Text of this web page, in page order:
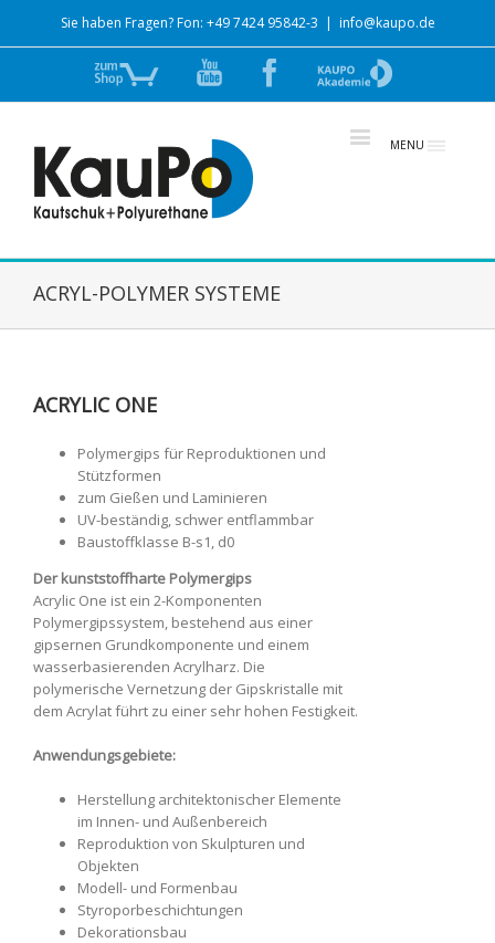
Sie haben Fragen? Fon: +49 7424 95842-3 | info@kaupo.de
Zum
Shop
YouTube Facebook
zur
Akademie
MENU
ACRYL-POLYMER SYSTEME
ACRYLIC ONE
Polymergips für Reproduktionen und
Stützformen
zum Gießen und Laminieren
UV-beständig, schwer entflammbar
Baustoffklasse B-s1, d0
Der kunststoffharte Polymergips
Acrylic One ist ein 2-Komponenten
Polymergipssystem, bestehend aus einer
gipsernen Grundkomponente und einem
wasserbasierenden Acrylharz. Die
polymerische Vernetzung der Gipskristalle mit
dem Acrylat führt zu einer sehr hohen Festigkeit.
Anwendungsgebiete:
Herstellung architektonischer Elemente
im Innen- und Außenbereich
Reproduktion von Skulpturen und
Objekten
Modell- und Formenbau
Styroporbeschichtungen
Dekorationsbau